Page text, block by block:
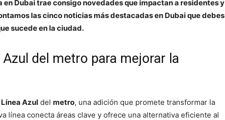
en Dubai trae consigo novedades que impactan a residentes y
las cinco noticias más destacadas en Dubai que debes
sucede en la ciudad.
Azul del metro para mejorar la
Línea Azul del metro, una adición que promete transformar la
línea conecta áreas clave y ofrece una alternativa eficiente al